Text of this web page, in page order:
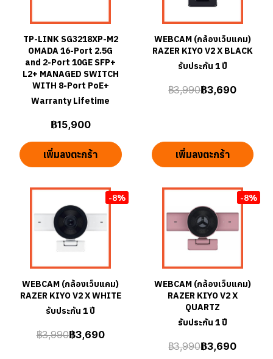
TP-LINK SG3218XP-M2
OMADA 16-Port 2.5G
and 2-Port 10GE SFP+
L2+ MANAGED SWITCH
WITH 8-Port PoE+
Warranty Lifetime
฿15,900
เพิ่มลงตะกร้า
WEBCAM (กล้องเว็บแคม)
RAZER KIYO V2 X BLACK
รับประกัน 1 ปี
฿3,990฿3,690
เพิ่มลงตะกร้า
-8%
WEBCAM (กล้องเว็บแคม)
RAZER KIYO V2 X WHITE
รับประกัน 1 ปี
฿3,990฿3,690
-8%
WEBCAM (กล้องเว็บแคม)
RAZER KIYO V2 X
QUARTZ
รับประกัน 1 ปี
฿3,990฿3,690